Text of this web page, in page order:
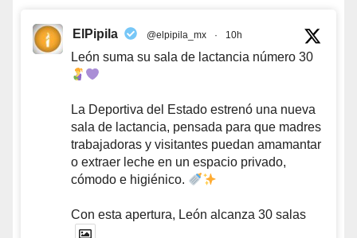
ElPipila @elpipila_mx · 10h
León suma su sala de lactancia número 30
La Deportiva del Estado estrenó una nueva
sala de lactancia, pensada para que madres
trabajadoras y visitantes puedan amamantar
o extraer leche en un espacio privado,
cómodo e higiénico.
Con esta apertura, León alcanza 30 salas